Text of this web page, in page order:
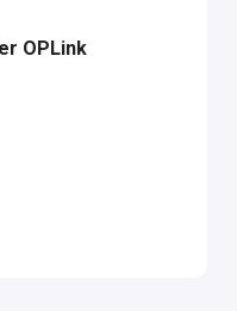
OPLink